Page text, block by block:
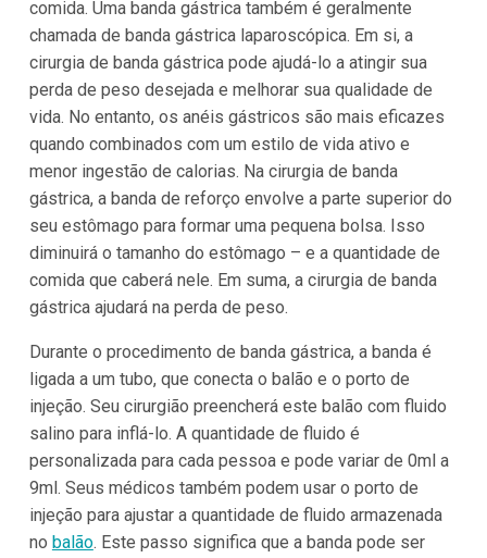
comida. Uma banda gástrica também é geralmente
chamada de banda gástrica laparoscópica. Em si, a
cirurgia de banda gástrica pode ajudá-lo a atingir sua
perda de peso desejada e melhorar sua qualidade de
vida. No entanto, os anéis gástricos são mais eficazes
quando combinados com um estilo de vida ativo e
menor ingestão de calorias. Na cirurgia de banda
gástrica, a banda de reforço envolve a parte superior do
seu estômago para formar uma pequena bolsa. Isso
diminuirá o tamanho do estômago – e a quantidade de
comida que caberá nele. Em suma, a cirurgia de banda
gástrica ajudará na perda de peso.
Durante o procedimento de banda gástrica, a banda é
ligada a um tubo, que conecta o balão e o porto de
injeção. Seu cirurgião preencherá este balão com fluido
salino para inflá-lo. A quantidade de fluido é
personalizada para cada pessoa e pode variar de 0ml a
9ml. Seus médicos também podem usar o porto de
injeção para ajustar a quantidade de fluido armazenada
no balão. Este passo significa que a banda pode ser